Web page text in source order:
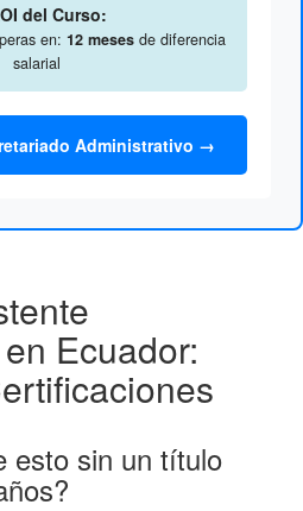
del Curso:
en: 12 meses de diferencia
salarial
Administrativo →
Ecuador:
esto sin un título